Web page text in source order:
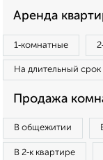
Аренда
1‑комнатные
На длительный срок
Продажа
В общежитии
В 2‑к квартире